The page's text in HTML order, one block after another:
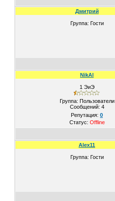
Дмитрий
Группа: Гости
NikAl
1 ЭиЭ
Группа: Пользователи
Сообщений: 4
Репутация: 0
Статус: Offline
Alex11
Группа: Гости